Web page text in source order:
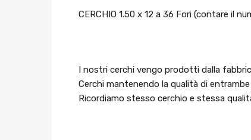
CERCHIO 1.50 x 12 a 36 Fori (contare il
I nostri cerchi vengo prodotti dalla
Cerchi mantenendo la qualità di
Ricordiamo stesso cerchio e stessa